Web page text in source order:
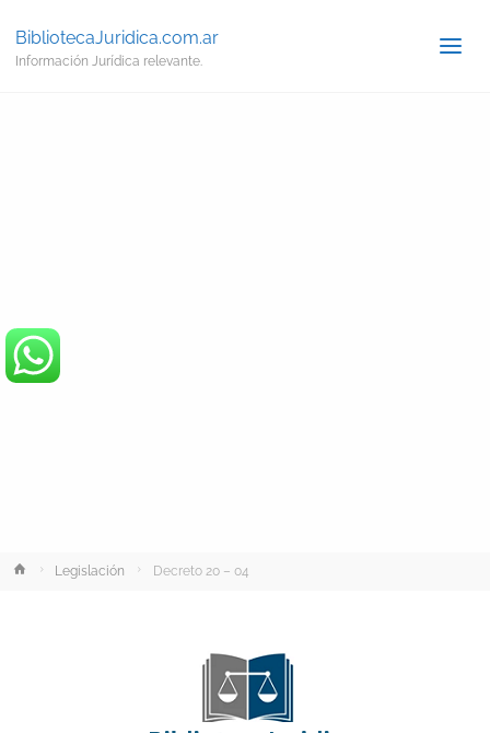
BibliotecaJuridica.com.ar
Información Jurídica relevante.
InicioLegislación Decreto 20 – 04